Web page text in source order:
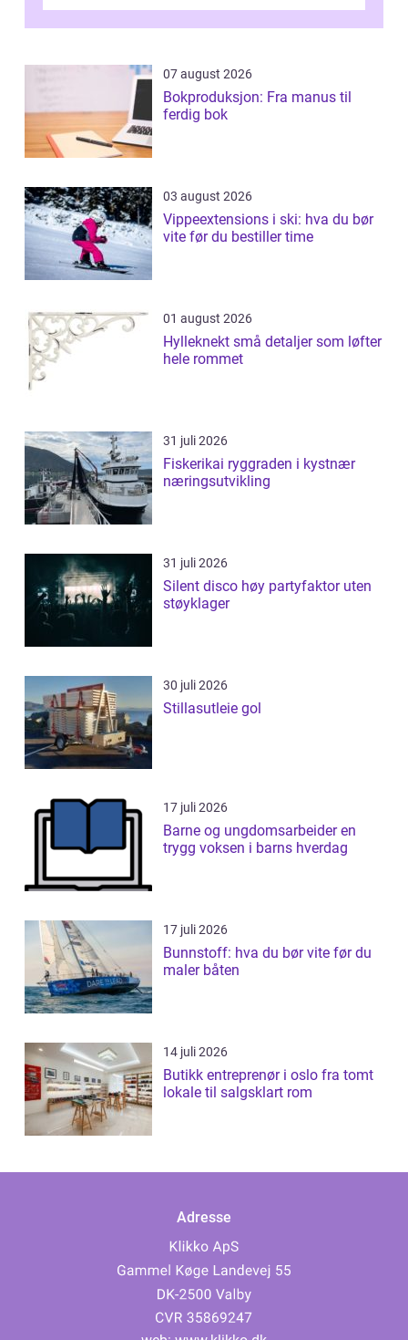
07 august 2026
Bokproduksjon: Fra manus til
ferdig bok
03 august 2026
Vippeextensions i ski: hva du bør
vite før du bestiller time
01 august 2026
Hylleknekt små detaljer som løfter
hele rommet
31 juli 2026
Fiskerikai ryggraden i kystnær
næringsutvikling
31 juli 2026
Silent disco høy partyfaktor uten
støyklager
30 juli 2026
Stillasutleie gol
17 juli 2026
Barne og ungdomsarbeider en
trygg voksen i barns hverdag
17 juli 2026
Bunnstoff: hva du bør vite før du
maler båten
14 juli 2026
Butikk entreprenør i oslo fra tomt
lokale til salgsklart rom
Adresse